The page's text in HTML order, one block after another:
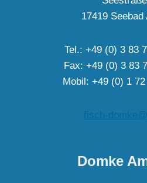
17419 Seebad
Tel.: +49 (0) 3 83
Fax: +49 (0) 3 83
Mobil: +49 (0) 1
fisch-
Domke